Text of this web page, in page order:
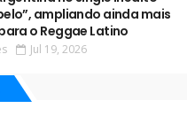
ampliando ainda mais
o Reggae Latino
Jul 19, 2026